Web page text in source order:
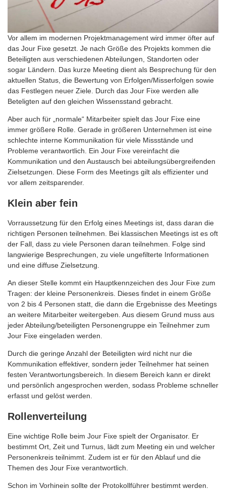
Vor allem im modernen Projektmanagement wird immer öfter auf
das Jour Fixe gesetzt. Je nach Größe des Projekts kommen die
Beteiligten aus verschiedenen Abteilungen, Standorten oder
sogar Ländern. Das kurze Meeting dient als Besprechung für den
aktuellen Status, die Bewertung von Erfolgen/Misserfolgen sowie
das Festlegen neuer Ziele. Durch das Jour Fixe werden alle
Beteligten auf den gleichen Wissensstand gebracht.
Aber auch für „normale“ Mitarbeiter spielt das Jour Fixe eine
immer größere Rolle. Gerade in größeren Unternehmen ist eine
schlechte interne Kommunikation für viele Missstände und
Probleme verantwortlich. Ein Jour Fixe vereinfacht die
Kommunikation und den Austausch bei abteilungsübergreifenden
Zielsetzungen. Diese Form des Meetings gilt als effizienter und
vor allem zeitsparender.
Klein aber fein
Vorraussetzung für den Erfolg eines Meetings ist, dass daran die
richtigen Personen teilnehmen. Bei klassischen Meetings ist es oft
der Fall, dass zu viele Personen daran teilnehmen. Folge sind
langwierige Besprechungen, zu viele ungefilterte Informationen
und eine diffuse Zielsetzung.
An dieser Stelle kommt ein Hauptkennzeichen des Jour Fixe zum
Tragen: der kleine Personenkreis. Dieses findet in einem Größe
von 2 bis 4 Personen statt, die dann die Ergebnisse des Meetings
an weitere Mitarbeiter weitergeben. Aus diesem Grund muss aus
jeder Abteilung/beteiligten Personengruppe ein Teilnehmer zum
Jour Fixe eingeladen werden.
Durch die geringe Anzahl der Beteiligten wird nicht nur die
Kommunikation effektiver, sondern jeder Teilnehmer hat seinen
festen Verantwortungsbereich. In diesem Bereich kann er direkt
und persönlich angesprochen werden, sodass Probleme schneller
erfasst und gelöst werden.
Rollenverteilung
Eine wichtige Rolle beim Jour Fixe spielt der Organisator. Er
bestimmt Ort, Zeit und Turnus, lädt zum Meeting ein und welcher
Personenkreis teilnimmt. Zudem ist er für den Ablauf und die
Themen des Jour Fixe verantwortlich.
Schon im Vorhinein sollte der Protokollführer bestimmt werden.